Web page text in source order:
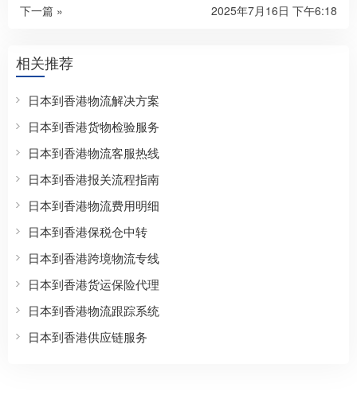
下一篇 » 2025年7月16日 下午6:18
相关推荐
日本到香港物流解决方案
日本到香港货物检验服务
日本到香港物流客服热线
日本到香港报关流程指南
日本到香港物流费用明细
日本到香港保税仓中转
日本到香港跨境物流专线
日本到香港货运保险代理
日本到香港物流跟踪系统
日本到香港供应链服务